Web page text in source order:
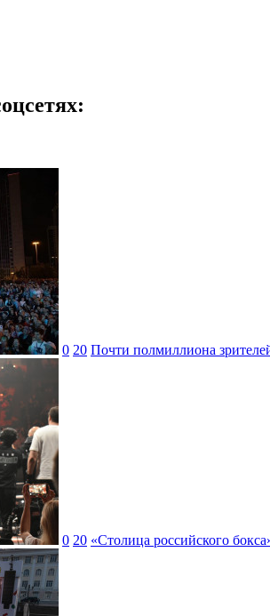
0 20 Почти полмиллиона
0 20 «Столица российского